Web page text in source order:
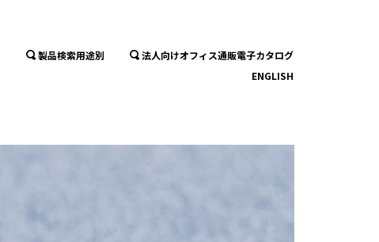
製品検索用途別
法人向けオフィス通販電子カタログ
ENGLISH